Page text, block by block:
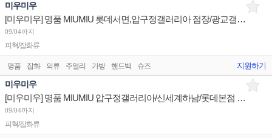
미우미우
[미우미우] 명품 MIUMIU 롯데서면,압구정갤러리아 점장/광교갤러리아 판매사원 채용
09/04까지
피혁/잡화류
명품 잡화 의류 주얼리 가방 핸드백 슈즈 지원하기
미우미우
[미우미우] 명품 MIUMIU 압구정갤러리아/신세계하남/롯데본점 판매사원 채용
09/04까지
피혁/잡화류